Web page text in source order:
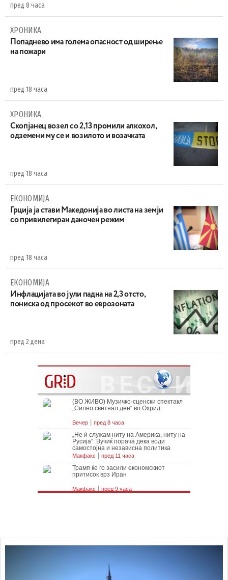
пред 8 часа
ХРОНИКА
Попаднево има голема опасност од ширење
на пожари
пред 18 часа
ХРОНИКА
Скопјанец возел со 2,13 промили алкохол,
одземени му се и возилото и возачката
пред 18 часа
ЕКОНОМИЈА
Грција ја стави Македонија во листа на земји
со привилегиран даночен режим
пред 18 часа
ЕКОНОМИЈА
Инфлацијата во јули падна на 2,3 отсто,
пониска од просекот во еврозоната
пред 2 дена